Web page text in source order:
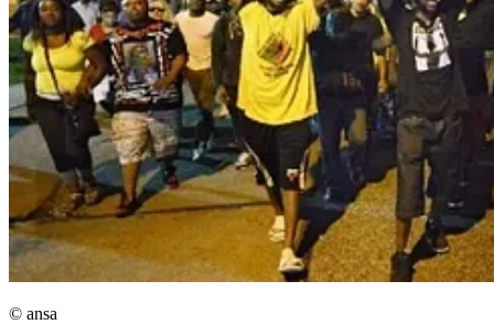
© ansa